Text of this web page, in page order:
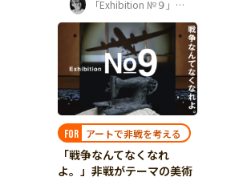
「Exhibition №９」プロジェクト
FOR アートで非戦を考える
「戦争なんてなくなれ
よ。」非戦がテーマの美術